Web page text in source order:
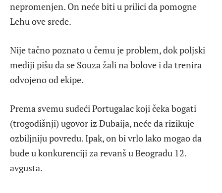
nepromenjen. On neće biti u prilici da pomogne
Lehu ove srede.
Nije tačno poznato u čemu je problem, dok poljski
mediji pišu da se Souza žali na bolove i da trenira
odvojeno od ekipe.
Prema svemu sudeći Portugalac koji čeka bogati
(trogodišnji) ugovor iz Dubaija, neće da rizikuje
ozbiljniju povredu. Ipak, on bi vrlo lako mogao da
bude u konkurenciji za revanš u Beogradu 12.
avgusta.